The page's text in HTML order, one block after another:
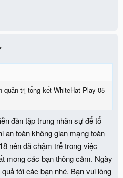
chỉ dựa trên điểm giải
cụ thể tại kỳ Play 05 lần này là
tin chi tiết các bạn vào bài
mạng WhiteHat Play nhé
có thể đóng góp các challenge
CONTRIBUTION trên
ngày càng đa dạng và thú
bạn trao đổi tại topic này.
quản trị tổng kết WhiteHat Play 05
đàn tập trung nhân sự để tổ
an toàn không gian mạng toàn
nên đã chậm trễ trong việc
mong các bạn thông cảm. Ngày
tới các bạn nhé. Bạn vui lòng